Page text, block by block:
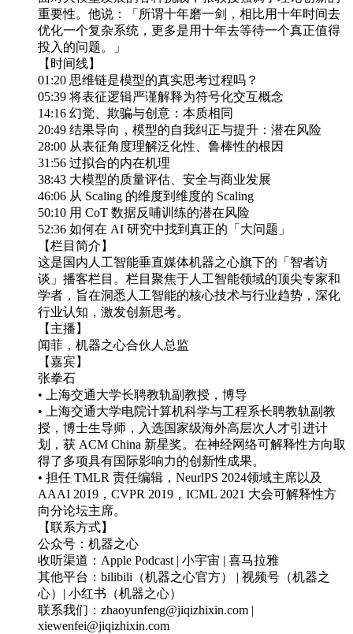
重要性。他说：「所谓十年磨一剑，相比用十年时间去
优化一个复杂系统，更多是用十年去等待一个真正值得
投入的问题。」
【时间线】
01:20 思维链是模型的真实思考过程吗？
05:39 将表征逻辑严谨解释为符号化交互概念
14:16 幻觉、欺骗与创意：本质相同
20:49 结果导向，模型的自我纠正与提升：潜在风险
28:00 从表征角度理解泛化性、鲁棒性的根因
31:56 过拟合的内在机理
38:43 大模型的质量评估、安全与商业发展
46:06 从 Scaling 的维度到维度的 Scaling
50:10 用 CoT 数据反哺训练的潜在风险
52:36 如何在 AI 研究中找到真正的「大问题」
【栏目简介】
这是国内人工智能垂直媒体机器之心旗下的「智者访
谈」播客栏目。栏目聚焦于人工智能领域的顶尖专家和
学者，旨在洞悉人工智能的核心技术与行业趋势，深化
行业认知，激发创新思考。
【主播】
闻菲，机器之心合伙人总监
【嘉宾】
张拳石
• 上海交通大学长聘教轨副教授，博导
• 上海交通大学电院计算机科学与工程系长聘教轨副教
授，博士生导师，入选国家级海外高层次人才引进计
划，获 ACM China 新星奖。在神经网络可解释性方向取
得了多项具有国际影响力的创新性成果。
• 担任 TMLR 责任编辑，NeurlPS 2024领域主席以及
AAAI 2019，CVPR 2019，ICML 2021 大会可解释性方
向分论坛主席。
【联系方式】
公众号：机器之心
收听渠道：Apple Podcast | 小宇宙 | 喜马拉雅
其他平台：bilibili（机器之心官方） | 视频号（机器之
心）| 小红书（机器之心）
联系我们：zhaoyunfeng@jiqizhixin.com |
xiewenfei@jiqizhixin.com